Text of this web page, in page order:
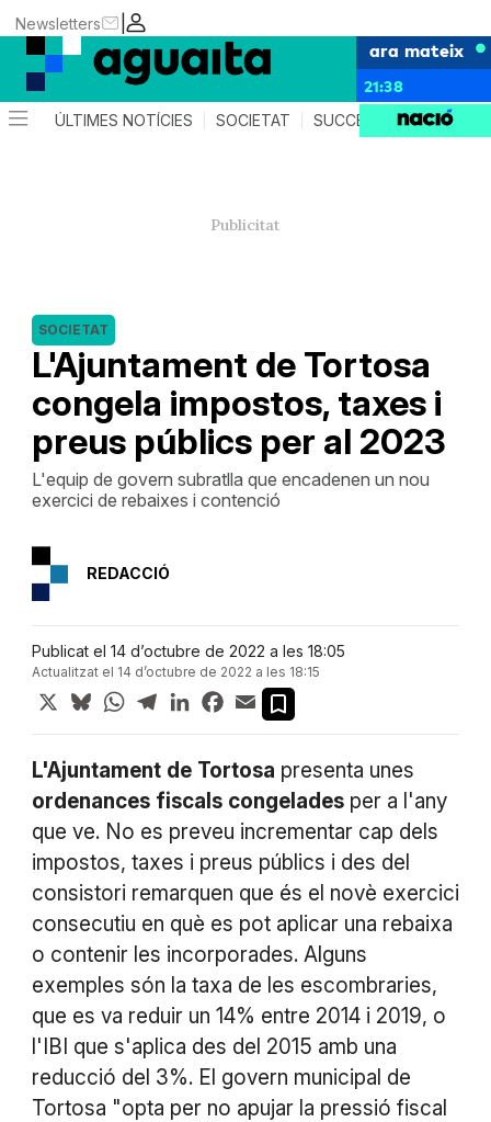
|
Newsletters
ara mateix
21:38
ÚLTIMES NOTÍCIES SOCIETAT SUCCESSOS AGENDA
L'Ajuntament de Tortosa
congela impostos, taxes i
preus públics per al 2023
SOCIETAT
L'equip de govern subratlla que encadenen un nou
exercici de rebaixes i contenció
REDACCIÓ
Publicat el 14 d’octubre de 2022 a les 18:05
Actualitzat el 14 d’octubre de 2022 a les 18:15
X BlueskyWhatsApp
TelegramLinkedInFacebook
Email
L'Ajuntament de Tortosa presenta unes
ordenances fiscals congeladesper a l'any
que ve. No es preveu incrementar cap dels
impostos, taxes i preus públics i des del
consistori remarquen que és el novè exercici
consecutiu en què es pot aplicar una rebaixa
o contenir les incorporades. Alguns
exemples són la taxa de les escombraries,
que es va reduir un 14% entre 2014 i 2019, o
l'IBI que s'aplica des del 2015 amb una
reducció del 3%. El govern municipal de
Tortosa "opta per no apujar la pressió fiscal